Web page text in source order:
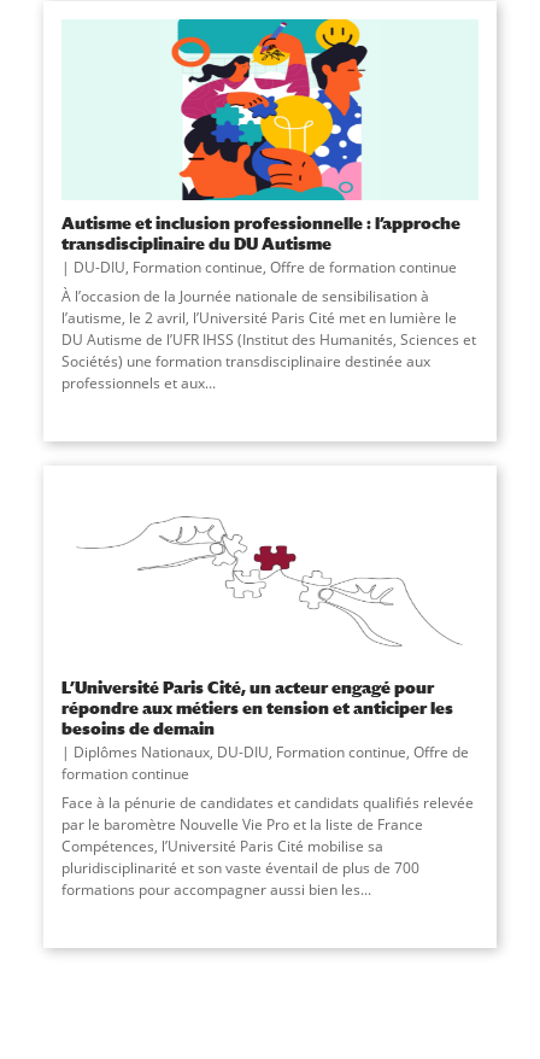
Autisme et inclusion professionnelle : l’approche
transdisciplinaire du DU Autisme
DU-DIU, Formation continue, Offre de formation continue
À l’occasion de la Journée nationale de sensibilisation à
l’autisme, le 2 avril, l’Université Paris Cité met en lumière le
DU Autisme de l’UFR IHSS (Institut des Humanités, Sciences et
Sociétés) une formation transdisciplinaire destinée aux
professionnels et aux...
L’Université Paris Cité, un acteur engagé pour
répondre aux métiers en tension et anticiper les
besoins de demain
Diplômes Nationaux, DU-DIU, Formation continue, Offre de
formation continue
Face à la pénurie de candidates et candidats qualifiés relevée
par le baromètre Nouvelle Vie Pro et la liste de France
Compétences, l’Université Paris Cité mobilise sa
pluridisciplinarité et son vaste éventail de plus de 700
formations pour accompagner aussi bien les...